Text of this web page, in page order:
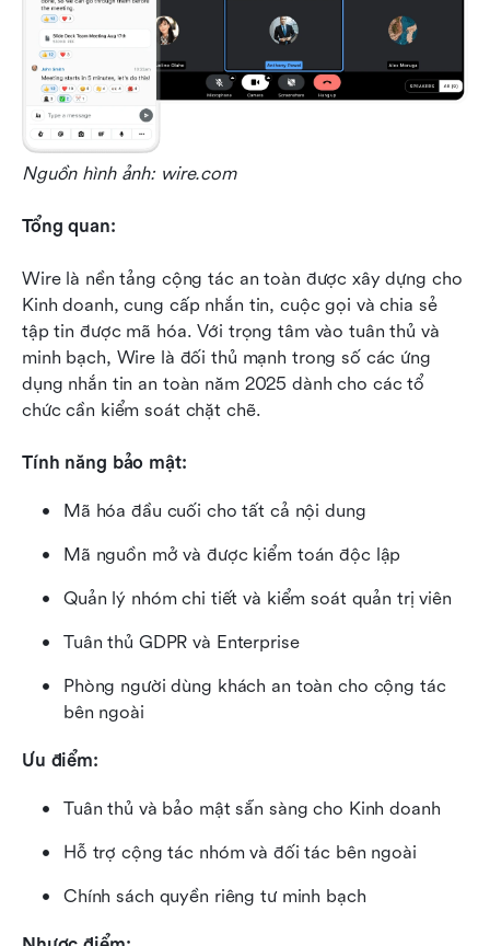
Nguồn hình ảnh: wire.com
Tổng quan:
Wire là nền tảng cộng tác an toàn được xây dựng cho
Kinh doanh, cung cấp nhắn tin, cuộc gọi và chia sẻ
tập tin được mã hóa. Với trọng tâm vào tuân thủ và
minh bạch, Wire là đối thủ mạnh trong số các ứng
dụng nhắn tin an toàn năm 2025 dành cho các tổ
chức cần kiểm soát chặt chẽ.
Tính năng bảo mật:
Mã hóa đầu cuối cho tất cả nội dung
Mã nguồn mở và được kiểm toán độc lập
Quản lý nhóm chi tiết và kiểm soát quản trị viên
Tuân thủ GDPR và Enterprise
Phòng người dùng khách an toàn cho cộng tác
bên ngoài
Ưu điểm:
Tuân thủ và bảo mật sẵn sàng cho Kinh doanh
Hỗ trợ cộng tác nhóm và đối tác bên ngoài
Chính sách quyền riêng tư minh bạch